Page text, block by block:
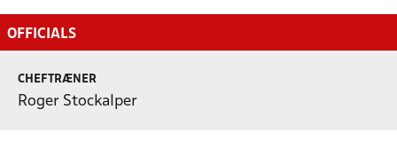
OFFICIALS
CHEFTRÆNER
Roger Stockalper